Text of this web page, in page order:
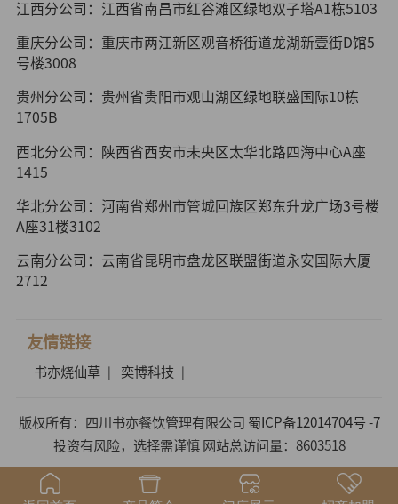
江西分公司：江西省南昌市红谷滩区绿地双子塔A1栋5103
重庆分公司：重庆市两江新区观音桥街道龙湖新壹街D馆5
号楼3008
贵州分公司：贵州省贵阳市观山湖区绿地联盛国际10栋
1705B
西北分公司：陕西省西安市未央区太华北路四海中心A座
1415
华北分公司：河南省郑州市管城回族区郑东升龙广场3号楼
A座31楼3102
云南分公司：云南省昆明市盘龙区联盟街道永安国际大厦
2712
友情链接
书亦烧仙草 奕博科技
版权所有：四川书亦餐饮管理有限公司 蜀ICP备12014704号 -7
投资有风险，选择需谨慎 网站总访问量：8603518